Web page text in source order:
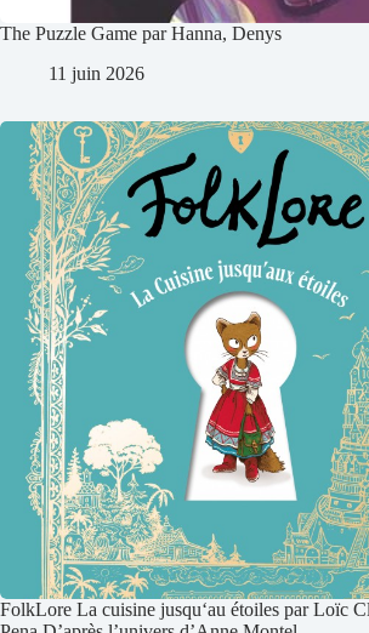
The Puzzle Game par Hanna, Denys
11 juin 2026
FolkLore La cuisine jusqu‘au étoiles par Loïc